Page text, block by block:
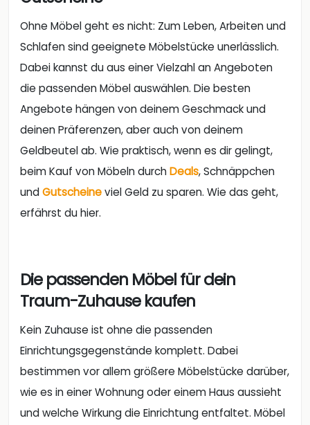
Ohne Möbel geht es nicht: Zum Leben, Arbeiten und
Schlafen sind geeignete Möbelstücke unerlässlich.
Dabei kannst du aus einer Vielzahl an Angeboten
die passenden Möbel auswählen. Die besten
Angebote hängen von deinem Geschmack und
deinen Präferenzen, aber auch von deinem
Geldbeutel ab. Wie praktisch, wenn es dir gelingt,
beim Kauf von Möbeln durchDeals, Schnäppchen
undGutscheineviel Geld zu sparen. Wie das geht,
erfährst du hier.
Die passenden Möbel für dein
Traum-Zuhause kaufen
Kein Zuhause ist ohne die passenden
Einrichtungsgegenstände komplett. Dabei
bestimmen vor allem größere Möbelstücke darüber,
wie es in einer Wohnung oder einem Haus aussieht
und welche Wirkung die Einrichtung entfaltet. Möbel